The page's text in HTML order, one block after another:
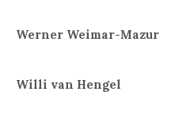
Werner Weimar-Mazur
Willi van Hengel